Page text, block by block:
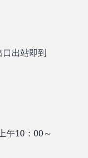
口出站即到
午10：00～